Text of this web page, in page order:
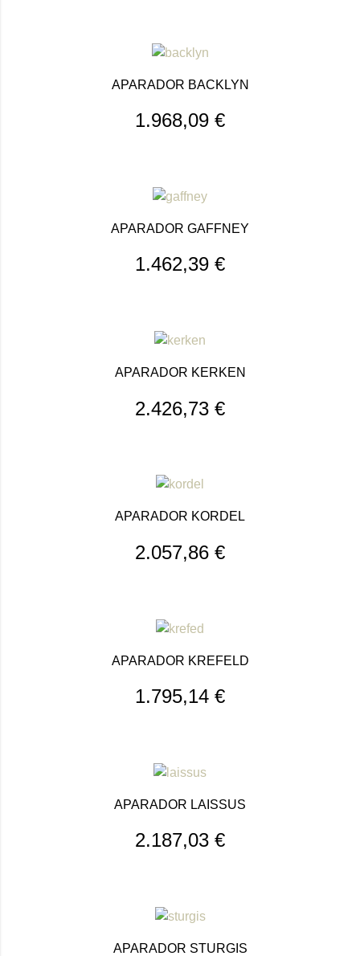
APARADOR BACKLYN
1.968,09 €
APARADOR GAFFNEY
1.462,39 €
APARADOR KERKEN
2.426,73 €
APARADOR KORDEL
2.057,86 €
APARADOR KREFELD
1.795,14 €
APARADOR LAISSUS
2.187,03 €
APARADOR STURGIS